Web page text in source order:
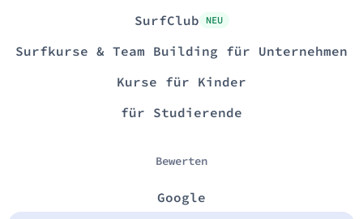
SurfClub NEU
Surfkurse & Team Building für Unternehmen
Kurse für Kinder
für Studierende
Bewerten
Google